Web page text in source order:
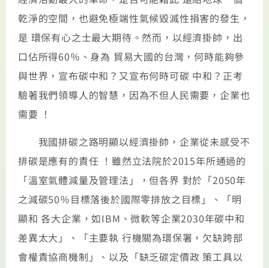
乾淨的空間，也避免極端性氣候毀滅性損害的發生，
是 環保有心之士最大期待。然而，以經濟掛帥，出
口佔所得60％、身為 貿易大國的台灣，何時能夠參
與世界，宣布碳中和？又宣布何時可碳 中和？正考
驗著我們領導人的智慧，因為不但人民需要，企業也
需要 ！
我國排碳之路明顯以經濟掛帥，企業從未感受不
排碳是應有的責任 ！雖然立法院於2015年所通過的
「溫室氣體減量及管理法」，但各界 對於「2050年
之減碳50％目標落後於國際零排放之目標」、「明
顯和 各大企業，如IBM、微軟等企業2030年碳中和
差異太大」、「主要執 行機關為環保署，欠缺跨部
會權責協商機制」、以及「缺乏碳定價政 策工具以